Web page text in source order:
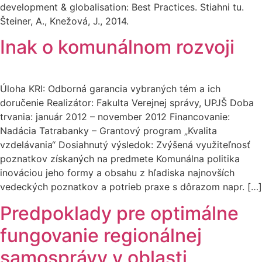
development & globalisation: Best Practices. Stiahni tu.
Šteiner, A., Knežová, J., 2014.
Inak o komunálnom rozvoji
Úloha KRI: Odborná garancia vybraných tém a ich
doručenie Realizátor: Fakulta Verejnej správy, UPJŠ Doba
trvania: január 2012 – november 2012 Financovanie:
Nadácia Tatrabanky – Grantový program „Kvalita
vzdelávania“ Dosiahnutý výsledok: Zvýšená využiteľnosť
poznatkov získaných na predmete Komunálna politika
inováciou jeho formy a obsahu z hľadiska najnovších
vedeckých poznatkov a potrieb praxe s dôrazom napr. […]
Predpoklady pre optimálne
fungovanie regionálnej